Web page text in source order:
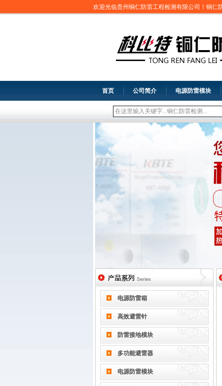
欢迎光临贵州铜仁防雷工程检测有限公司！铜
首页 公司简介 电源防雷模块
电源防雷箱
高效避雷针
防雷接地模块
多功能避雷器
电源防雷模块